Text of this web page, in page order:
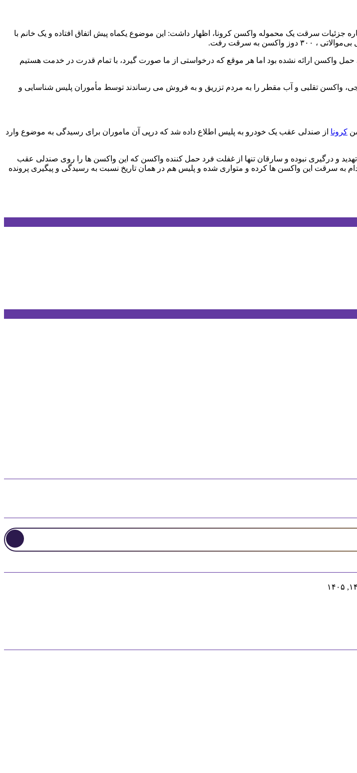
جزئیات سرقت یک محموله واکسن کرونا، اظهار داشت: این موضوع یکماه پیش اتفاق افتاده و یک خانم با
حمل واکسن ارائه نشده بود اما هر موقع که درخواستی از ما صورت گیرد، با تمام قدرت در خدمت هستیم
واکسن تقلبی و آب‌ مقطر را به مردم تزریق و به فروش می رساندند توسط مأموران پلیس شناسایی و
کرونا از صندلی عقب یک خودرو به پلیس اطلاع داده شد که درپی آن ماموران برای رسیدگی به موضوع وارد
و درگیری نبوده و سارقان تنها از غفلت فرد حمل کننده واکسن که این واکسن ها را روی صندلی عقب
به سرقت این واکسن ها کرده و متواری شده‌ و پلیس هم در همان تاریخ نسبت به رسیدگی و پیگیری پرونده